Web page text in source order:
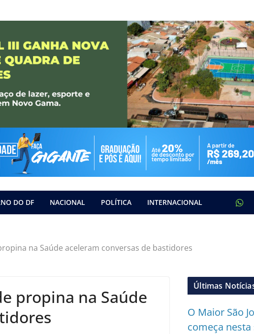
DO DF NACIONAL POLÍTICA INTERNACIONAL
na Saúde aceleram conversas de bastidores
propina na Saúde
Últimas
O Maior São
começa nesta